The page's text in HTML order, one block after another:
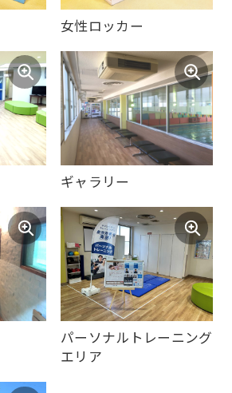
女性ロッカー
ギャラリー
パーソナルトレーニング
エリア
the
link
below
(start
automatic
translation)
to
return
to
the
top
page.
However,
if